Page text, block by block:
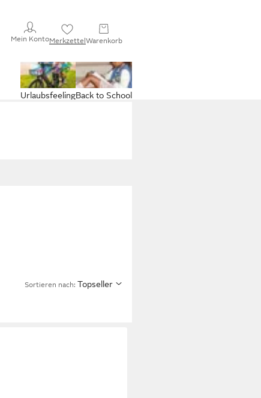
Mein KontoMerkzettelWarenkorb
Back to School
Urlaubsfeeling
Sortieren nach: Topseller